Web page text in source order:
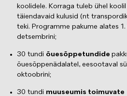
koolidele. Korraga tuleb ühel
täiendavaid kulusid (nt
teki. Programme pakume alates
detsembrini;
30 tundi õuesõppetundide
õuesõppenädalatel, eesootaval
oktoobrini;
30 tundi muuseumis toimuvate